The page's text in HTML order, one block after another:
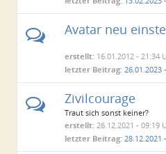
Avatar neu
erstellt: 16.01.2012 - 21:34
letzter Beitrag: 26.01.2023
Zivilcourage
Traut sich sonst keiner?
erstellt: 26.12.2021 - 09:19
letzter Beitrag: 28.12.2021